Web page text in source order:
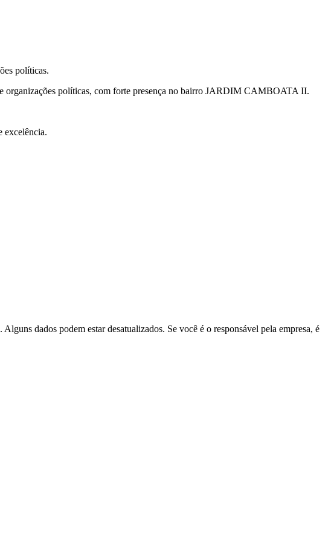
políticas.
organizações políticas, com forte presença no bairro JARDIM CAMBOATA II.
excelência.
dados podem estar desatualizados. Se você é o responsável pela empresa, é